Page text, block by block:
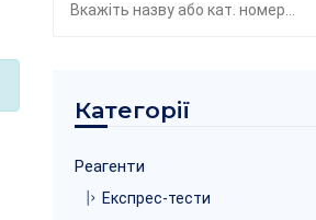
Категорії
Реагенти
Експрес-тести